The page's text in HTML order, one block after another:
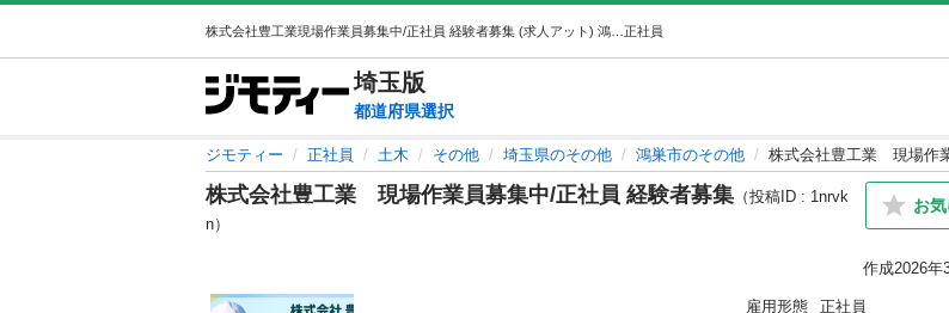
正社員
埼玉版
都道府県選択
ジモティー 正社員 土木 その他 埼玉県のその他 鴻巣市のその他 株式会社豊工業 現場作
株式会社豊工業 現場作業員募集中/正社員 経験者募集 （投稿ID : 1nrvk
n）
お
作成2026年
雇用形態
正社員